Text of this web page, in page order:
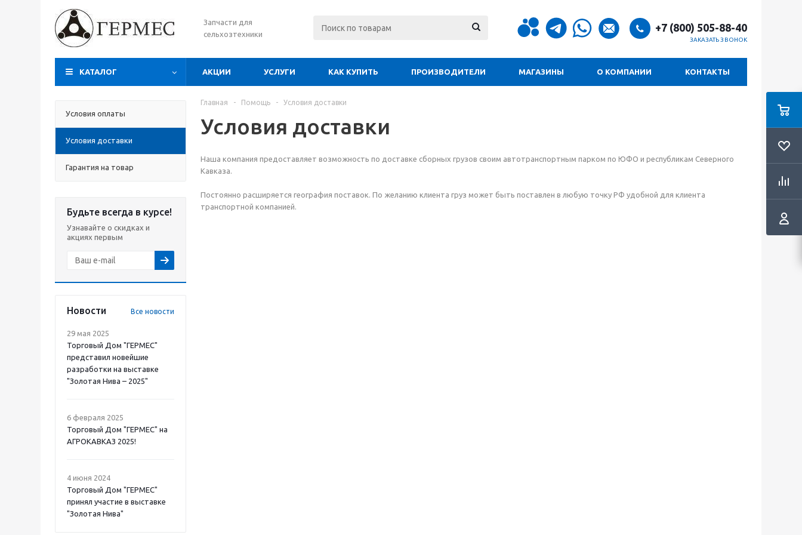
Запчасти для
сельхозтехники
+7 (800) 505-88-40
ЗАКАЗАТЬ ЗВОНОК
КАТАЛОГ АКЦИИ УСЛУГИ КАК КУПИТЬ ПРОИЗВОДИТЕЛИ МАГАЗИНЫ О КОМПАНИИ КОНТАКТЫ
Условия оплаты
Условия доставки
Гарантия на товар
Будьте всегда в курсе!
Узнавайте о скидках и
акциях первым
Новости Все новости
29 мая 2025
Торговый Дом "ГЕРМЕС"
представил новейшие
разработки на выставке
"Золотая Нива – 2025"
6 февраля 2025
Торговый Дом "ГЕРМЕС" на
АГРОКАВКАЗ 2025!
4 июня 2024
Торговый Дом "ГЕРМЕС"
принял участие в выставке
"Золотая Нива"
Главная - Помощь - Условия доставки
Условия доставки
Наша компания предоставляет возможность по доставке сборных грузов своим автотранспортным парком по ЮФО и республикам Северного
Кавказа.
Постоянно расширяется география поставок. По желанию клиента груз может быть поставлен в любую точку РФ удобной для клиента
транспортной компанией.